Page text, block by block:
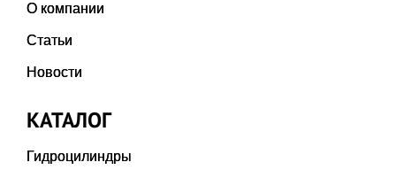
О компании
Статьи
Новости
КАТАЛОГ
Гидроцилиндры